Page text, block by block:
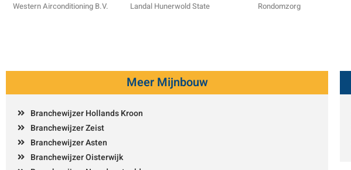
Western Airconditioning B.V. Landal Hunerwold State Rondomzorg
Meer Mijnbouw
Branchewijzer Hollands Kroon
Branchewijzer Zeist
Branchewijzer Asten
Branchewijzer Oisterwijk